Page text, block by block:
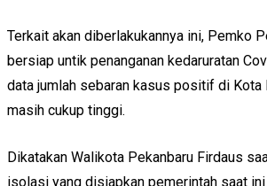
Terkait akan diberlakukannya ini, Pemko
bersiap untik penanganan kedaruratan
data jumlah sebaran kasus positif di Kota
masih cukup tinggi.
Dikatakan Walikota Pekanbaru Firdaus
isolasi yang disiapkan pemerintah saat